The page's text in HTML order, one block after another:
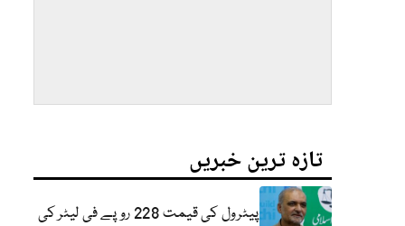
تازہ ترین خبریں
پیٹرول کی قیمت 228 روپے فی لیٹر کی